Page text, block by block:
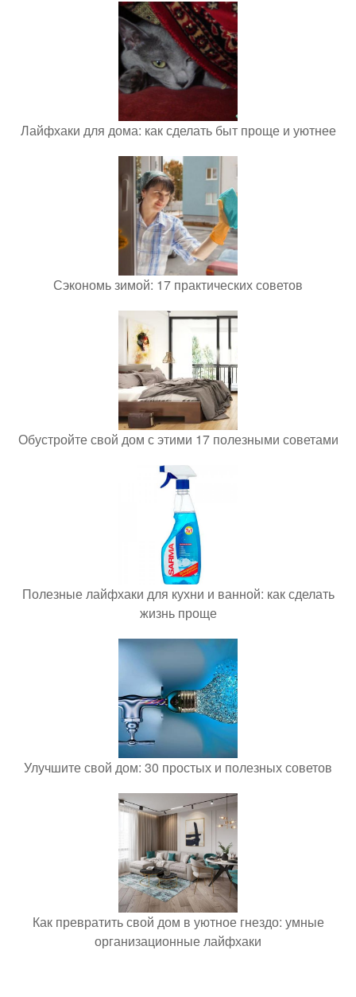
Лайфхаки для дома: как сделать быт проще и уютнее
Сэкономь зимой: 17 практических советов
Обустройте свой дом с этими 17 полезными советами
Полезные лайфхаки для кухни и ванной: как сделать
жизнь проще
Улучшите свой дом: 30 простых и полезных советов
Как превратить свой дом в уютное гнездо: умные
организационные лайфхаки